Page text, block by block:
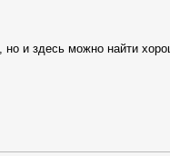
и здесь можно найти